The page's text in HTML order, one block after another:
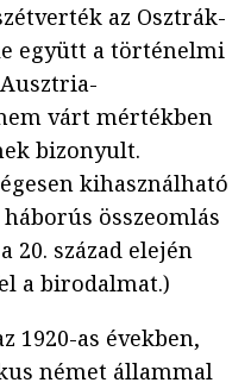
az Osztrák-
együtt a történelmi
várt mértékben
bizonyult.
kihasználható
összeomlás
20. század elején
a birodalmat.)
1920-as években,
német állammal